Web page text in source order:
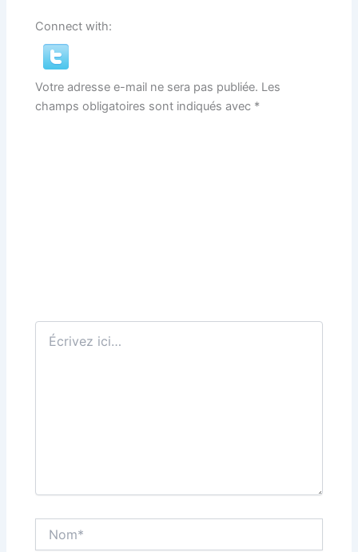
Connect with:
Votre adresse e-mail ne sera pas publiée. Les
champs obligatoires sont indiqués avec *
Écrivez
ici…